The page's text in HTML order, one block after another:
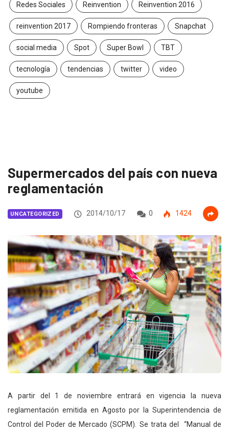
Redes Sociales Reinvention Reinvention 2016
reinvention 2017 Rompiendo fronteras Snapchat
social media Spot Super Bowl TBT
tecnología tendencias twitter video
youtube
Supermercados del país con nueva
reglamentación
UNCATEGORIZED 2014/10/17 0 1424
A partir del 1 de noviembre entrará en vigencia la nueva
reglamentación emitida en Agosto por la Superintendencia de
Control del Poder de Mercado (SCPM). Se trata del “Manual de